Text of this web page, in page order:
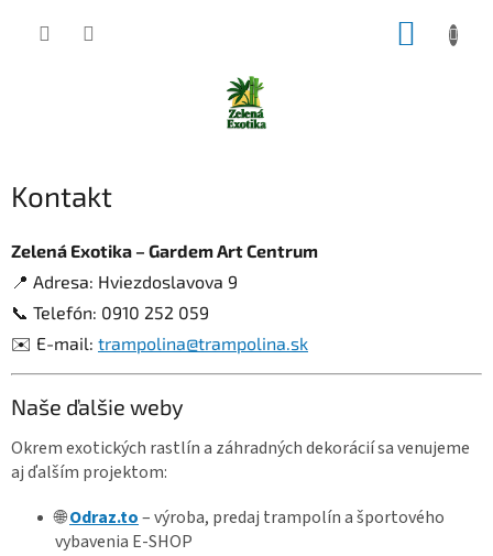
Kontakt
Zelená Exotika – Gardem Art Centrum
📍 Adresa: Hviezdoslavova 9
📞 Telefón: 0910 252 059
✉️ E-mail: trampolina@trampolina.sk
Naše ďalšie weby
Okrem exotických rastlín a záhradných dekorácií sa venujeme
aj ďalším projektom:
🌐Odraz.to– výroba, predaj trampolín a športového
vybavenia E-SHOP